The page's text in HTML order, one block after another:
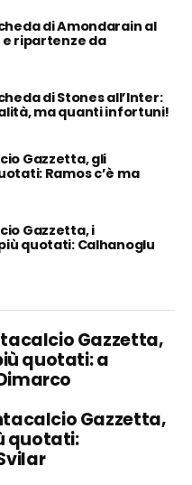
di Amondarain al
ripartenze da
di Stones all’Inter:
ma quanti infortuni!
Gazzetta, gli
Ramos c’è ma
Gazzetta, i
quotati: Calhanoglu
Gazzetta,
quotati: a
Gazzetta,
quotati: